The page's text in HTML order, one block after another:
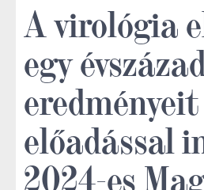
A virológia
egy
eredményeit
előadással
2024-es